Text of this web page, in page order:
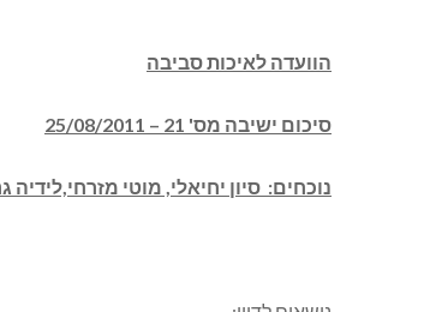
הוועדה לאיכות סביבה
סיכום ישיבה מס' 21 – 25/08/2011
נוכחים: סיון יחיאלי, מוטי